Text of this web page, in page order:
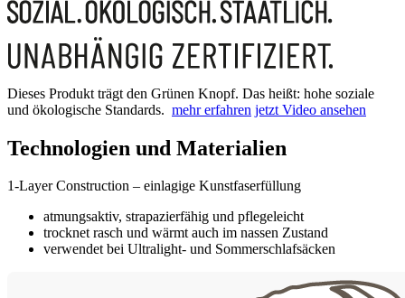
Dieses Produkt trägt den Grünen Knopf. Das heißt: hohe soziale
und ökologische Standards. mehr erfahren jetzt Video ansehen
Technologien und Materialien
1-Layer Construction – einlagige Kunstfaserfüllung
atmungsaktiv, strapazierfähig und pflegeleicht
trocknet rasch und wärmt auch im nassen Zustand
verwendet bei Ultralight- und Sommerschlafsäcken